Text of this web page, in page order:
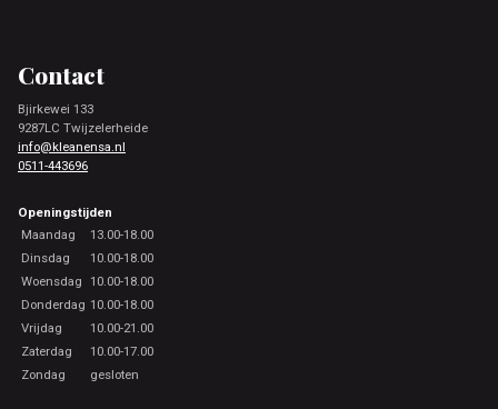
Contact
Bjirkewei 133
9287LC Twijzelerheide
info@kleanensa.nl
0511-443696
Openingstijden
Maandag
13.00-18.00
Dinsdag
10.00-18.00
Woensdag 10.00-18.00
Donderdag 10.00-18.00
Vrijdag
10.00-21.00
Zaterdag
10.00-17.00
Zondag
gesloten